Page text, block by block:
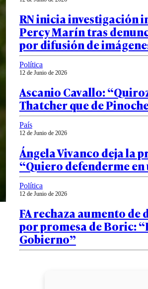
RN inicia investigación
Percy Marín tras
por difusión de
Política
12 de Junio de 2026
Ascanio Cavallo:
Thatcher que de
País
12 de Junio de 2026
Ángela Vivanco deja la
“Quiero defenderme
Política
12 de Junio de 2026
FA rechaza aumento de
por promesa de Boric:
Gobierno”